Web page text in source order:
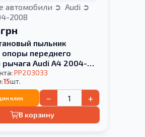
автомобили
Audi
2008
пыльник
переднего
рычага Audi A4 2004-
PP203033
15шт.
клик − +
В корзину